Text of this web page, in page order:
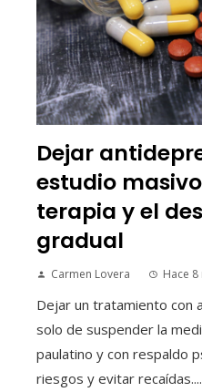
Dejar
estudio
terapia y el
gradual
Carmen Lovera Hace
Dejar un tratamiento con
solo de suspender la
paulatino y con respaldo
riesgos y evitar recaídas....